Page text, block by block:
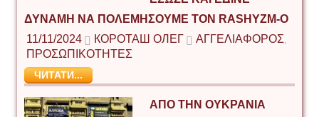
ΔΎΝΑΜΗ ΝΑ ΠΟΛΕΜΉΣΟΥΜΕ ΤΟΝ RASHYZM-Ό
11/11/2024
КОРОТАШ ОЛЕГ ΑΓΓΕΛΙΑΦΟΡΟΣ
ΠΡΟΣΩΠΙΚΟΤΗΤΕΣ
ЧИТАТИ...
ΑΠΌ ΤΗΝ ΟΥΚΡΑΝΊΑ